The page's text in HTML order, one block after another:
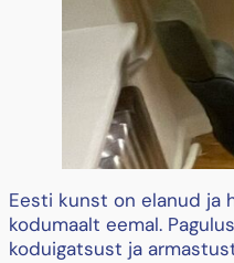
Eesti kunst on elanud ja
kodumaalt eemal.
koduigatsust ja